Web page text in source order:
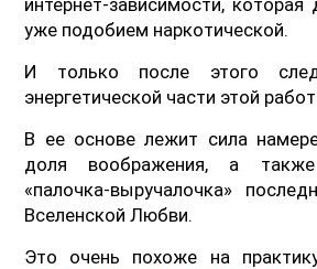
уже подобием наркотической.
И только после этого
энергетической части этой
В ее основе лежит сила
доля воображения, а
«палочка-выручалочка»
Вселенской Любви.
Это очень похоже на